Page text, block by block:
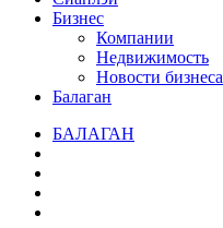
Бизнес
Компании
Недвижимость
Новости бизнеса
Балаган
БАЛАГАН